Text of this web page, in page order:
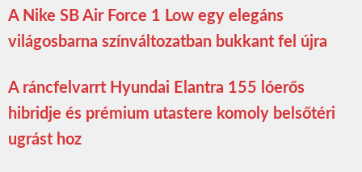
A Nike SB Air Force 1 Low egy elegáns
világosbarna színváltozatban bukkant fel újra
A ráncfelvarrt Hyundai Elantra 155 lóerős
hibridje és prémium utastere komoly belsőtéri
ugrást hoz